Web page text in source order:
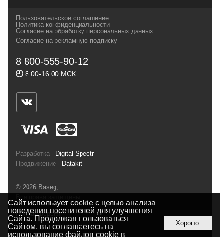
и взыскательных путешественников,
спортсменов и отдыхающих.
Геннадьевич
ИНН 590300057023 ОГРН 304590319000121
ул.Советская, 25, магазин Басег.
Тел./факс (342) 2101242
Пользовательское соглашение
Политика конфиденциальности
Согласие на обработку персональных данных
Согласие на рекламную подписку
8 800-555-90-12
8:00-16:00 МСК
Разработка - Digital Spectr
Продвижение - Datakit
© 2026 Baseg,
Полная версия
Сайт использует cookie с целью анализа
поведения посетителей для улучшения
Сайта. Продолжая пользоваться
Сайтом, вы соглашаетесь на
использование файлов cookie в
Хорошо